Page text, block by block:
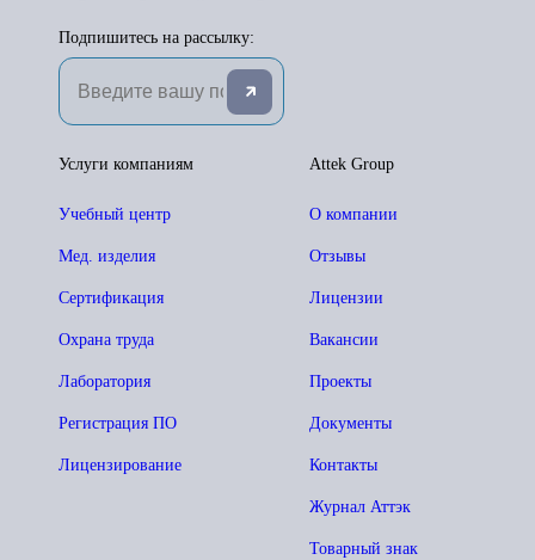
Подпишитесь на рассылку:
Attek Group
О компании
Отзывы
Лицензии
Вакансии
Проекты
Документы
Контакты
Журнал Аттэк
Товарный знак
Услуги компаниям
Учебный центр
Мед. изделия
Сертификация
Охрана труда
Лаборатория
Регистрация ПО
Лицензирование